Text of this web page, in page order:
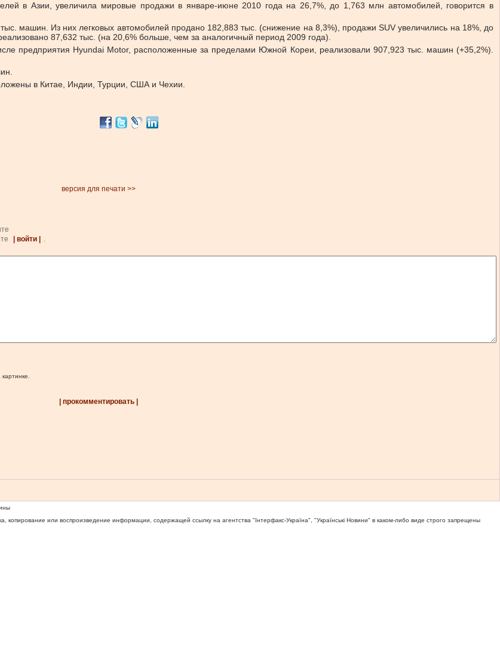
в Азии, увеличила мировые продажи в январе-июне 2010 года на 26,7%, до 1,763 млн автомобилей, говорится в
машин. Из них легковых автомобилей продано 182,883 тыс. (снижение на 8,3%), продажи SUV увеличились на 18%, до
87,632 тыс. (на 20,6% больше, чем за аналогичный период 2009 года).
предприятия Hyundai Motor, расположенные за пределами Южной Кореи, реализовали 907,923 тыс. машин (+35,2%).
в Китае, Индии, Турции, США и Чехии.
версия для печати >>
| войти |
.
| прокомментировать |
копирование или воспроизведение информации, содержащей ссылку на агентства "Iнтерфакс-Україна", "Українськi Новини" в каком-либо виде строго запрещены